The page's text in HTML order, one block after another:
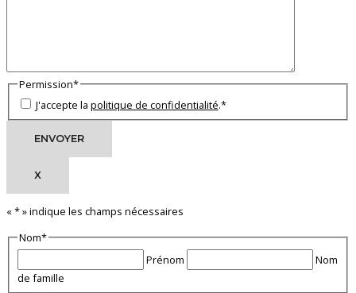
Permission*
J'accepte la politique de confidentialité.*
X
«*» indique les champs nécessaires
Nom*
Prénom
Nom
de famille